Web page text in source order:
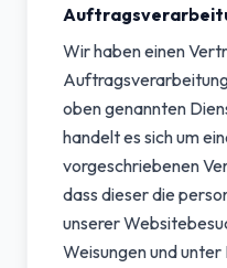
Wir haben einen
oben genannten
handelt es sich um
vorgeschriebenen
dass dieser die
unserer
Weisungen und